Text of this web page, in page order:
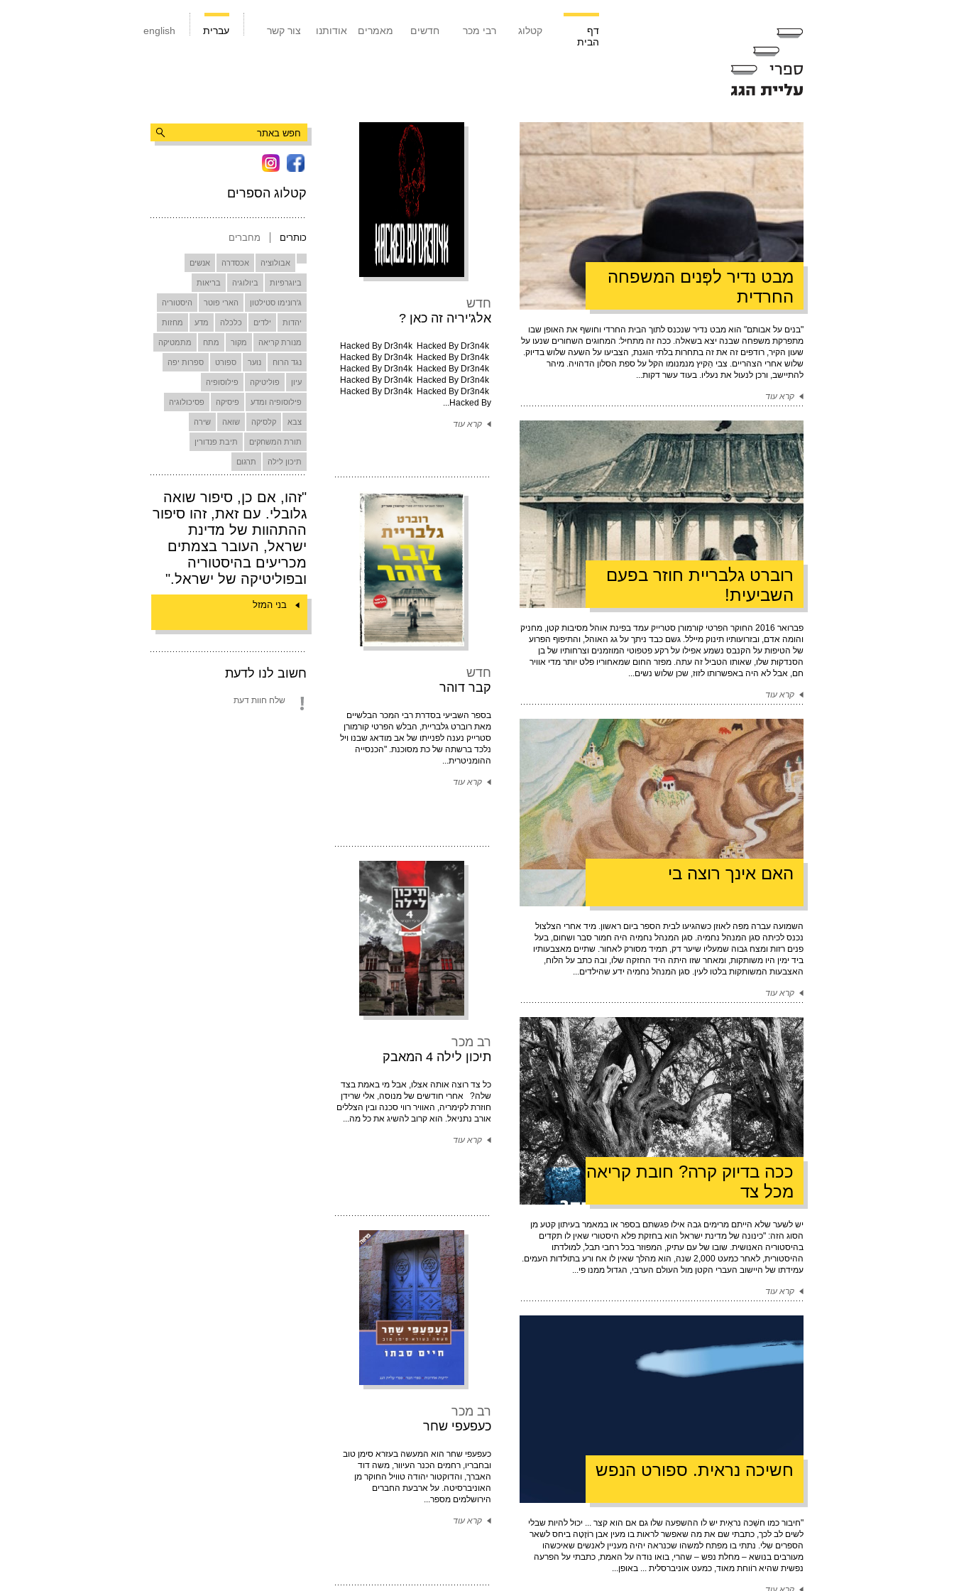
english עברית צור קשר אודותנו מאמרים חדשים רבי מכר קטלוג
דף
הבית
קטלוג הספרים
כותרים מחברים
אבולוציה אכסדרה אנשים
ביוגרפיות ביולוגיה בריאות
ג'רונימו סטילטון הארי פוטר היסטוריה
יהדות ילדים כלכלה מדע מחזות
מנורת קריאה מקור מתח מתמטיקה
נגד הרוח נוער ספורט ספרות יפה
עיון פוליטיקה פילוסופיה
פילוסופיה ומדע פיסיקה פסיכולוגיה
צבא קלסיקה שואה שירה
תורת המשחקים תיבת פנדורין
תיכון לילה תרגום
"זהו, אם כן, סיפור שואה
גלובלי. עם זאת, זהו סיפור
ההתהוות של מדינת
ישראל, העובר בצמתים
מכריעים בהיסטוריה
ובפוליטיקה של ישראל."
בני המזל
חשוב לנו לדעת
שלח חוות דעת
חדש
אלג'יריה זה כאן ?
Hacked By Dr3n4k Hacked By Dr3n4k
Hacked By Dr3n4k Hacked By Dr3n4k
Hacked By Dr3n4k Hacked By Dr3n4k
Hacked By Dr3n4k Hacked By Dr3n4k
Hacked By Dr3n4k Hacked By Dr3n4k
Hacked By...
קרא עוד
חדש
קבר דוהר
בספר השביעי בסדרת רבי המכר הבלשיים
מאת רוברט גלבריית, הבלש הפרטי קורמורן
סטרייק נענה לפנייתו של אב מודאג שבנו ויל
נלכד ברשתה של כת מסוכנת. "הכנסייה
ההומניטרית...
קרא עוד
רב מכר
תיכון לילה 4 המאבק
כל צד רוצה אותה אצלו, אבל מי באמת בצד
שלה? אחרי חודשים של מנוסה, אלי שרידן
חוזרת לקימריה, האוויר רווי סכנה ובין הצללים
אורב נתניאל. הוא קרוב להשיג את כל מה...
קרא עוד
רב מכר
כעפעפי שחר
כעפעפי שחר הוא המעשה בעזרא סימן טוב
ובחבריו, רחמים הכנר העיוור, משה דוד
האברך, והדוקטור יהודה טוויל החוקר מן
האוניברסיטה. על ארבעת החברים
הירושלמים מספר...
קרא עוד
מבט נדיר לפְּנים המשפחה
החרדית
"בנים על אבותם" הוא מבט נדיר שנכנס לתוך הבית החרדי וחושף את האופן שבו
מתפרקת משפחה שבנה יצא בשאלה. ככה זה מתחיל: המחוגים השחורים שנעו על
שעון הקיר, רודפים זה את זה בתחרות בלתי הוגנת, הצביעו על השעה שלוש בדיוק.
שלוש אחרי הצהריים. צבי הֵקיץ מנמנומו הקל על ספת הסלון הדהויה. מיהר
להתיישב, ורכן לנעול את נעליו. בעוד עשר דקות...
קרא עוד
רוברט גלבריית חוזר בפעם
השביעית!
פברואר 2016 החוקר הפרטי קורמורן סטרייק עמד בפינת אוהל מסיבות קטן, מחניק
והומה אדם, ובזרועותיו תינוק מיילל. גשם כבד ניתך על גג האוהל, והתיפוף הפרוע
של הטיפות על הקנבס נשמע אפילו על רקע פטפוטי המוזמנים וצרחותיו של בן
הסנדקוּת שלו, שאותו הטביל זה עתה. מפזר החום שמאחוריו פלט יותר מדי אוויר
חם, אבל לא היה באפשרותו לזוז, שכן שלוש נשים...
קרא עוד
האם אינך רוצה בי
השמועה עברה מפה לאוזן כשהגיעו לבית הספר ביום ראשון. מיד אחרי הצלצול
נכנס לכיתה סגן המנהל נחמיה. סגן המנהל נחמיה היה חמור סבר ושחום, בעל
פנים רזות ומצח גבוה שמעליו שיער דק, תמיד מסורק לאחור. שתיים מאצבעותיו
ביד ימין היו משותקות, ומאחר שזו היתה היד החזקה שלו, ובה כתב על הלוח,
האצבעות המשותקות בלטו לעין. סגן המנהל נחמיה ידע שהילדים...
קרא עוד
ככה בדיוק קרה? חובת קריאה
מכל צד
יש לשער שלא הייתם מרימים גבה אילו פגשתם בספר או במאמר בעיתון קטע מן
הסוג הזה: "כינונה של מדינת ישראל הוא בחזקת פלא היסטורי שאין לו תקדים
בהיסטוריה האנושית. שובו של עם עתיק, המפוזר בכל רחבי תבל, למולדתו
ההיסטורית, לאחר כמעט 2,000 שנה, הוא מהלך שאין לו אח ורע בתולדות העמים.
עמידתו של היישוב העברי הקטן מול העולם הערבי, הגדול ממנו פי...
קרא עוד
חשיכה נראית. ספורט הנפש
"חיבור כמו חשֵׁכה נראֵית יש לו ההשפעה שלו גם אם הוא קצר ... יכול להיות שבלי
לשים לב לכך, כתבתי שם את מה שאפשר לראות בו מעין אבן רוֹזֶטָה ביחס לשאר
הספרים שלי. נתתי בו מפתח למשהו שכנראה יהיה מעניין לאנשים שאיכשהו
מעורבים בנושא – מחלת נפש – שהרי, בואו נודה על האמת, כתבתי על הפרעה
נפשית שהיא רוֹוחת מאוד, כמעט אוניברסלית ... באופן...